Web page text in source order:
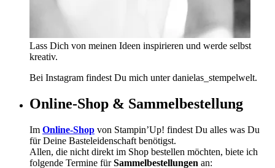
Lass Dich von meinen Ideen inspirieren und werde selbst
kreativ.
Bei Instagram findest Du mich unter danielas_stempelwelt.
Online-Shop & Sammelbestellung
Im Online-Shop von Stampin’Up! findest Du alles was Du
für Deine Basteleidenschaft benötigst.
Allen, die nicht direkt im Shop bestellen möchten, biete ich
folgende Termine fürSammelbestellungen an: